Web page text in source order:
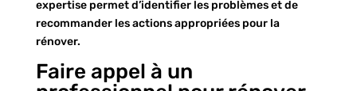
expertise permet d’identifier les problèmes et de
recommander les actions appropriées pour la
rénover.
Faire appel à un